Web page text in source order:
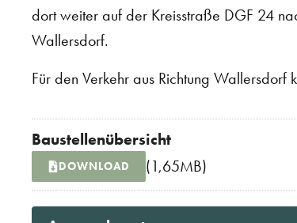
dort weiter auf der Kreisstraße DGF 24
Wallersdorf.
Für den Verkehr aus Richtung
Baustellenübersicht
DOWNLOAD (1,65MB)